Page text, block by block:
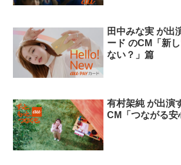
田中みな実 が出
ード のCM「新
ない？」篇
有村架純 が出演
CM「つながる安